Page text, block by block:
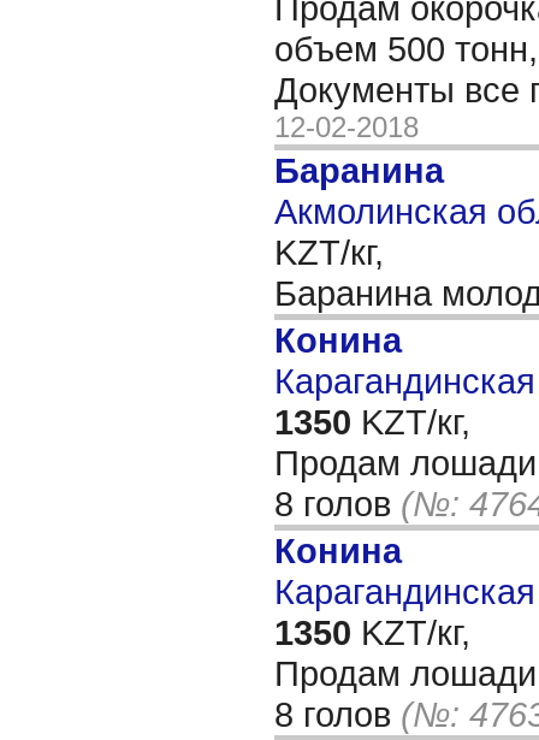
объем 500
Документы все
12-02-2018
Баранина
Акмолинская
KZT/кг,
Баранина
Конина
1350 KZT/кг,
Продам лошади
8 голов (№:
Конина
1350 KZT/кг,
Продам лошади
8 голов (№: